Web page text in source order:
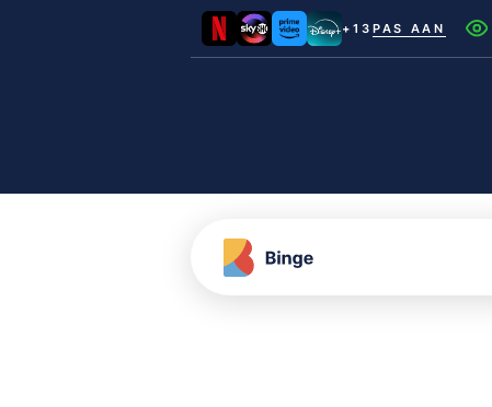
+13 PAS AAN
Netflix